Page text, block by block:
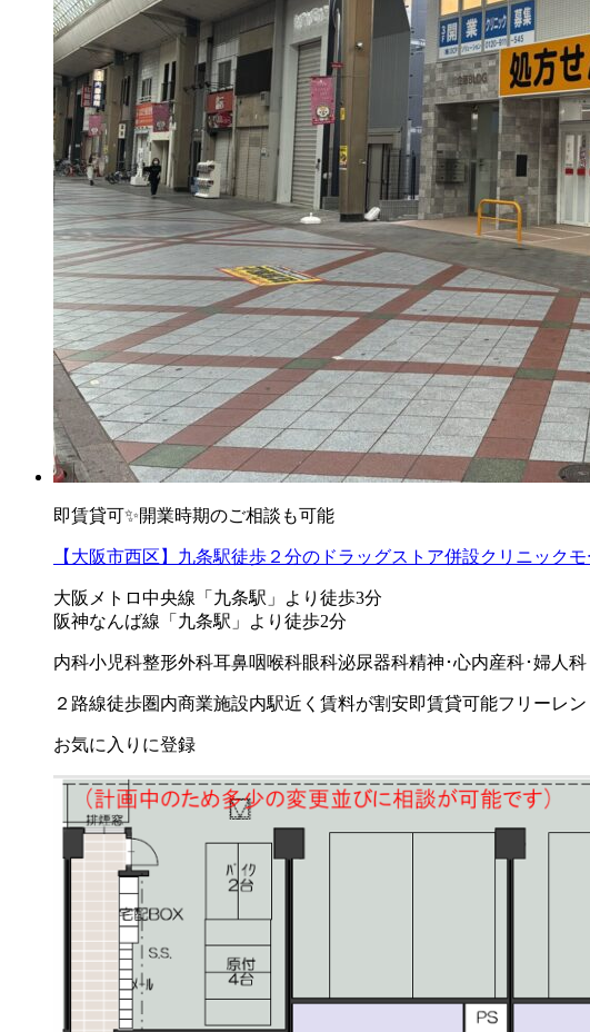
即賃貸可✨開業時期のご相談も可能
【大阪市西区】九条駅徒歩２分のドラッグストア併設クリニック
大阪メトロ中央線「九条駅」より徒歩3分
阪神なんば線「九条駅」より徒歩2分
内科小児科整形外科耳鼻咽喉科眼科泌尿器科精神･心内産科･婦人科
２路線徒歩圏内商業施設内駅近く 賃料が割安即賃貸可能フリーレ
お気に入りに登録